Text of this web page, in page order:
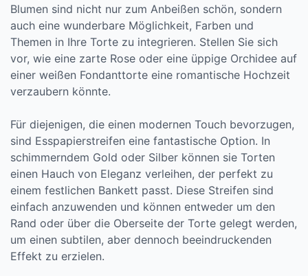
Blumen sind nicht nur zum Anbeißen schön, sondern
auch eine wunderbare Möglichkeit, Farben und
Themen in Ihre Torte zu integrieren. Stellen Sie sich
vor, wie eine zarte Rose oder eine üppige Orchidee auf
einer weißen Fondanttorte eine romantische Hochzeit
verzaubern könnte.
Für diejenigen, die einen modernen Touch bevorzugen,
sind Esspapierstreifen eine fantastische Option. In
schimmerndem Gold oder Silber können sie Torten
einen Hauch von Eleganz verleihen, der perfekt zu
einem festlichen Bankett passt. Diese Streifen sind
einfach anzuwenden und können entweder um den
Rand oder über die Oberseite der Torte gelegt werden,
um einen subtilen, aber dennoch beeindruckenden
Effekt zu erzielen.